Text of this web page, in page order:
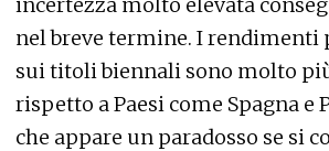
nel breve termine. I rendimenti
sui titoli biennali sono molto
rispetto a Paesi come Spagna e
che appare un paradosso se si